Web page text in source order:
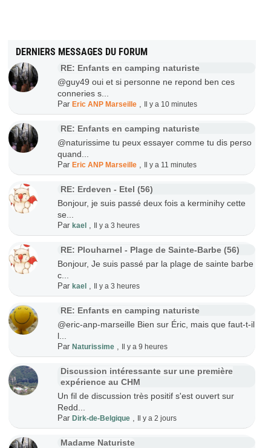
DERNIERS MESSAGES DU FORUM
RE: Enfants en camping naturiste
@guy49 oui et si personne ne repond ben ces
conneries s...
ParEric ANP Marseille Il y a 10 minutes
RE: Enfants en camping naturiste
@naturissime tu peux essayer comme tu dis perso
quand...
ParEric ANP Marseille Il y a 11 minutes
RE: Erdeven - Etel (56)
Bonjour, je suis passé deux fois a kerminihy cette
se...
Parkael Il y a 3 heures
RE: Plouharnel - Plage de Sainte-Barbe (56)
Bonjour, Je suis passé par la plage de sainte barbe
c...
Parkael Il y a 3 heures
RE: Enfants en camping naturiste
@eric-anp-marseille Bien sur Éric, mais que faut-t-il
l...
ParNaturissime Il y a 9 heures
Discussion intéressante sur une première
expérience au CHM
Un fil de discussion très positif s'est ouvert sur
Redd...
ParDirk-de-Belgique Il y a 2 jours
Madame Naturiste